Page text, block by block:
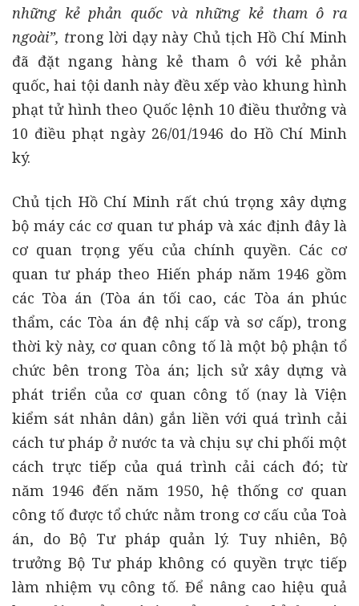
những kẻ phản quốc và những kẻ tham ô ra
ngoài”, trong lời dạy này Chủ tịch Hồ Chí Minh
đã đặt ngang hàng kẻ tham ô với kẻ phản
quốc, hai tội danh này đều xếp vào khung hình
phạt tử hình theo Quốc lệnh 10 điều thưởng và
10 điều phạt ngày 26/01/1946 do Hồ Chí Minh
ký.
Chủ tịch Hồ Chí Minh rất chú trọng xây dựng
bộ máy các cơ quan tư pháp và xác định đây là
cơ quan trọng yếu của chính quyền. Các cơ
quan tư pháp theo Hiến pháp năm 1946 gồm
các Tòa án (Tòa án tối cao, các Tòa án phúc
thẩm, các Tòa án đệ nhị cấp và sơ cấp), trong
thời kỳ này, cơ quan công tố là một bộ phận tổ
chức bên trong Tòa án; lịch sử xây dựng và
phát triển của cơ quan công tố (nay là Viện
kiểm sát nhân dân) gắn liền với quá trình cải
cách tư pháp ở nước ta và chịu sự chi phối một
cách trực tiếp của quá trình cải cách đó; từ
năm 1946 đến năm 1950, hệ thống cơ quan
công tố được tổ chức nằm trong cơ cấu của Toà
án, do Bộ Tư pháp quản lý. Tuy nhiên, Bộ
trưởng Bộ Tư pháp không có quyền trực tiếp
làm nhiệm vụ công tố. Để nâng cao hiệu quả